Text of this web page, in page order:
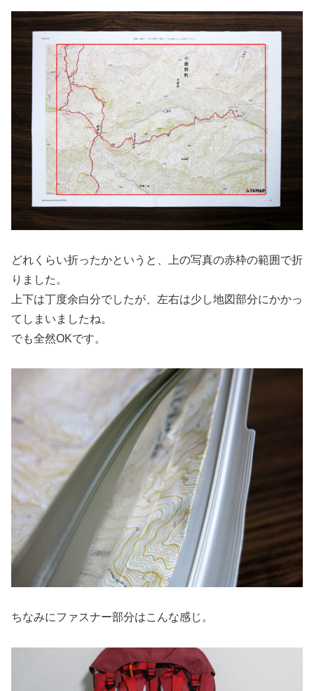
どれくらい折ったかというと、上の写真の赤枠の範囲で折
りました。
上下は丁度余白分でしたが、左右は少し地図部分にかかっ
てしまいましたね。
でも全然OKです。
ちなみにファスナー部分はこんな感じ。